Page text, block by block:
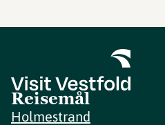
Reisemål
Holmestrand